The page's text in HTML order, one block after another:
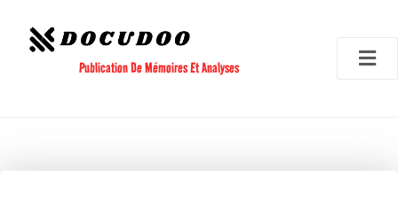
contenu
Publication De Mémoires Et Analyses